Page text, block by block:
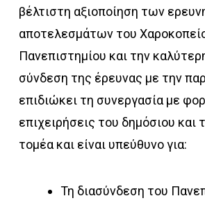
βέλτιστη αξιοποίηση των
αποτελεσμάτων του
Πανεπιστημίου και την
σύνδεση της έρευνας με την
επιδιώκει τη συνεργασία με
επιχειρήσεις του δημόσιου και
τομέα και είναι υπεύθυνο για:
Τη διασύνδεση του